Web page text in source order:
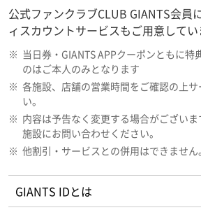
公式ファンクラブCLUB GIANTS会員
ィスカウントサービスもご用意してい
※ 当日券・GIANTS APPクーポンともに特
のはご本人のみとなります
※ 各施設、店舗の営業時間をご確認の上
い。
※ 内容は予告なく変更する場合がございま
施設にお問い合わせください。
※ 他割引・サービスとの併用はできません。
GIANTS IDとは